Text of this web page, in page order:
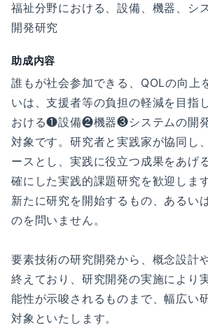
福祉分野における、設備、機器、シ
開発研究
助成内容
誰もが社会参加できる、QOLの向上
いは、支援者等の負担の軽減を目指
おける❶設備❷機器❸システムの開
対象です。研究者と実践家が協同し
ースとし、実践に役立つ成果をあげ
確にした実践的課題研究を歓迎しま
新たに研究を開始するもの、あるい
のを問いません。
要素技術の研究開発から、概念設計
終えており、研究開発の実施により
能性が示唆されるものまで、幅広い
対象といたします。